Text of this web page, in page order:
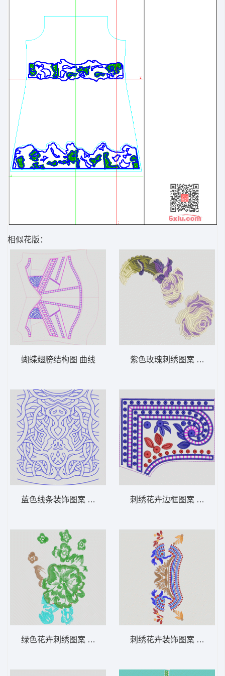
相似花版：
蝴蝶翅膀结构图 曲线
蓝色线条装饰图案 曲线
绿色花卉刺绣图案 花朵
紫色玫瑰刺绣图案 靓花
刺绣花卉边框图案 雕孔
刺绣花卉装饰图案 雕孔 幅